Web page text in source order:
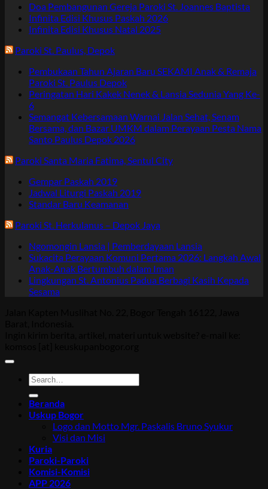
Doa Pembangunan Gereja Paroki St. Joannes Baptista
Infinita Edisi Khusus Paskah 2026
Infinita Edisi Khusus Natal 2025
Paroki St. Paulus, Depok
Pembukaan Tahun Ajaran Baru SEKAMI Anak & Remaja
Paroki St. Paulus Depok
Peringatan Hari Kakek Nenek & Lansia Sedunia Yang Ke-
6
Semangat Kebersamaan Warnai Jalan Sehat, Senam
Bersama, dan Bazar UMKM dalam Perayaan Pesta Nama
Santo Paulus Depok 2026
Paroki Santa Maria Fatima, Sentul City
Gempar Paskah 2019
Jadwal Liturgi Paskah 2019
Standar Baru Keamanan
Paroki St. Herkulanus – Depok Jaya
Ngomongin Lansia | Pemberdayaan Lansia
Sukacita Perayaan Komuni Pertama 2026: Langkah Awal
Anak-Anak Bertumbuh dalam Iman
Lingkungan St. Antonius Padua Berbagi Kasih Kepada
Sesama
Beranda
Uskup Bogor
Logo dan Motto Mgr. Paskalis Bruno Syukur
Visi dan Misi
Kuria
Paroki-Paroki
Komisi-Komisi
APP 2026